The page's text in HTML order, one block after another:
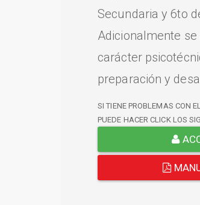
Secundaria y 6to
Adicionalmente
carácter
preparación y
SI TIENE PROBLEMAS CON
PUEDE HACER CLICK LOS